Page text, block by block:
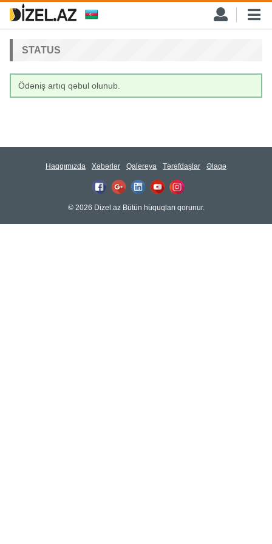
STATUS
Ödəniş artıq qəbul olunub.
Haqqımızda Xəbərlər Qalereya Tərəfdaşlar Əlaqə
© 2026 Dizel.az Bütün hüquqları qorunur.